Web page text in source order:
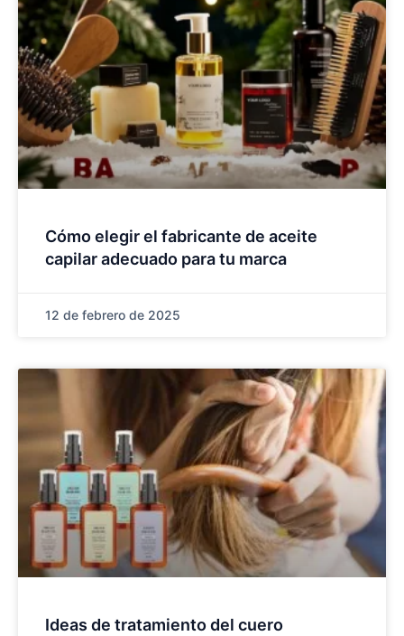
Cómo elegir el fabricante de aceite
capilar adecuado para tu marca
12 de febrero de 2025
Ideas de tratamiento del cuero